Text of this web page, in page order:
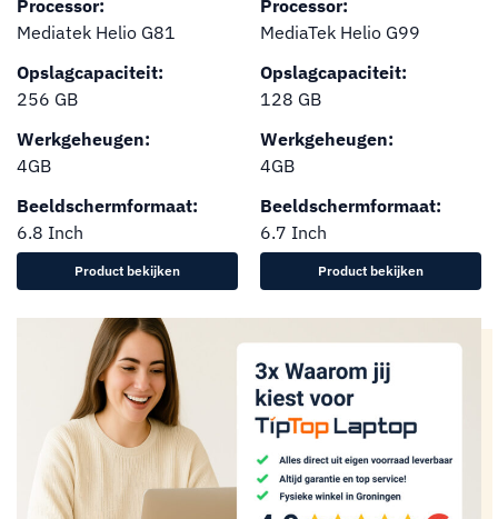
Processor:
Mediatek Helio G81
Opslagcapaciteit:
256 GB
Werkgeheugen:
4GB
Beeldschermformaat:
6.8 Inch
Product bekijken
Processor:
MediaTek Helio G99
Opslagcapaciteit:
128 GB
Werkgeheugen:
4GB
Beeldschermformaat:
6.7 Inch
Product bekijken